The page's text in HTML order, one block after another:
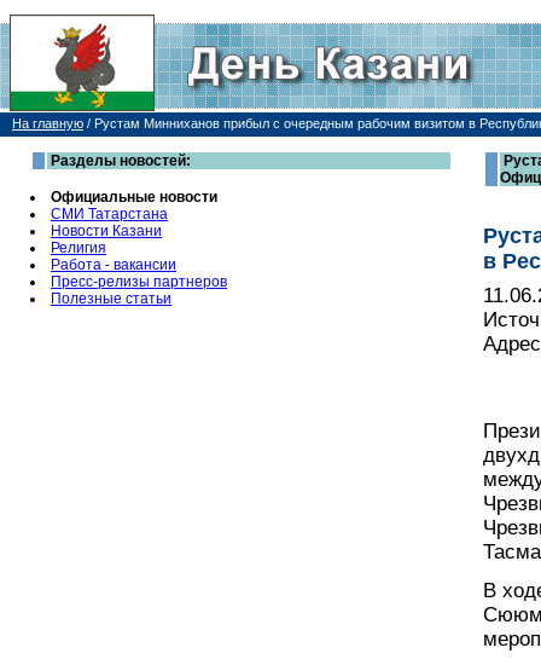
На главную / Рустам Минниханов прибыл с очередным рабочим визитом в
Разделы новостей:
Официальные новости
СМИ Татарстана
Новости Казани
Религия
Работа - вакансии
Пресс-релизы партнеров
Полезные статьи
в
В